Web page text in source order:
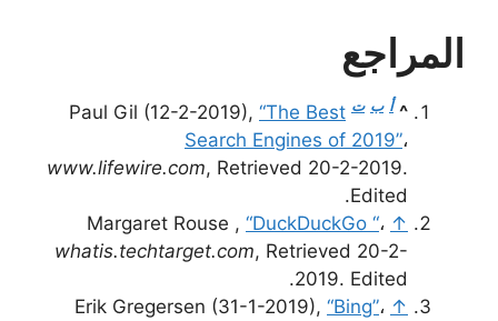
المراجع
^ أ ب ت Paul Gil (12-2-2019), “The Best
Search Engines of 2019”،
www.lifewire.com, Retrieved 20-2-2019.
Edited.
↑
Margaret Rouse , “DuckDuckGo “،
whatis.techtarget.com, Retrieved 20-2-
2019. Edited.
↑
Erik Gregersen (31-1-2019), “Bing”،